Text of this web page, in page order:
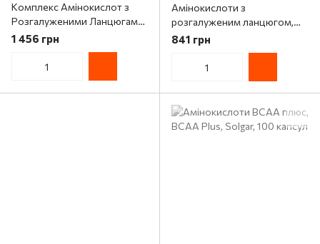
Комплекс Амінокислот з
Розгалуженими Ланцюгами,
Branched Chain Amino Acids,
Now Foods, 240 капсул
1 456 грн
Амінокислоти з
розгалуженим ланцюгом,
Branched Chain Amino Acids,
Life Extension, 90 капсул
841 грн